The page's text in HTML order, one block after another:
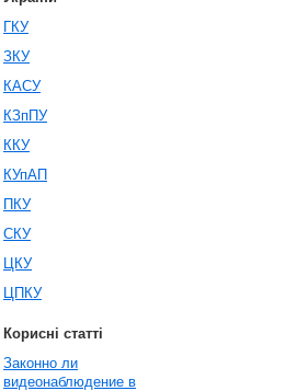
ГКУ
ЗКУ
КАСУ
КЗпПУ
ККУ
КУпАП
ПКУ
СКУ
ЦКУ
ЦПКУ
Корисні статті
Законно ли
видеонаблюдение в